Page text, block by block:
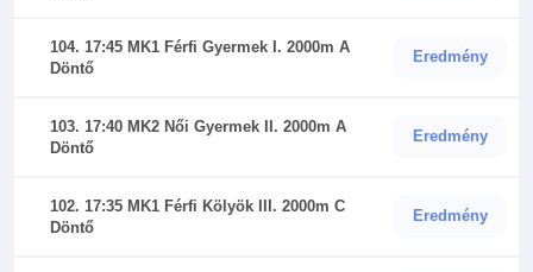
104. 17:45 MK1 Férfi Gyermek I. 2000m A
Döntő
Eredmény
103. 17:40 MK2 Női Gyermek II. 2000m A
Döntő
Eredmény
102. 17:35 MK1 Férfi Kölyök III. 2000m C
Döntő
Eredmény